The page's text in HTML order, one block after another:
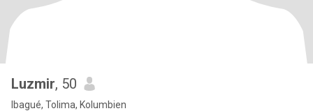
Luzmir, 50
Ibagué, Tolima, Kolumbien